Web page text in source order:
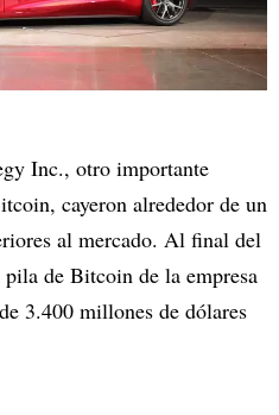
Inc., otro importante
cayeron alrededor de un
al mercado. Al final del
de Bitcoin de la empresa
3.400 millones de dólares